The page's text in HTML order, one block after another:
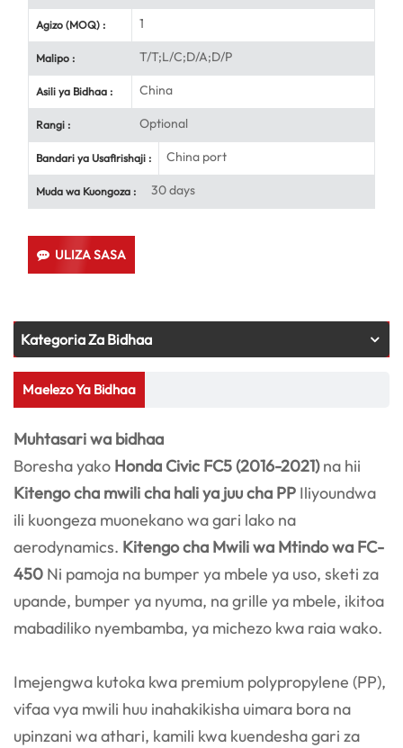
Agizo (MOQ) : 1
Malipo : T/T;L/C;D/A;D/P
Asili ya Bidhaa : China
Rangi : Optional
Bandari ya Usafirishaji : China port
Muda wa Kuongoza : 30 days
ULIZA SASA
Kategoria Za Bidhaa
Maelezo Ya Bidhaa
Muhtasari wa bidhaa
Boresha yako Honda Civic FC5 (2016-2021)na hii
Kitengo cha mwili cha hali ya juu cha PP Iliyoundwa
ili kuongeza muonekano wa gari lako na
aerodynamics. Kitengo cha Mwili wa Mtindo wa FC-
450 Ni pamoja na bumper ya mbele ya uso, sketi za
upande, bumper ya nyuma, na grille ya mbele, ikitoa
mabadiliko nyembamba, ya michezo kwa raia wako.
Imejengwa kutoka kwa premium polypropylene (PP),
vifaa vya mwili huu inahakikisha uimara bora na
upinzani wa athari, kamili kwa kuendesha gari za